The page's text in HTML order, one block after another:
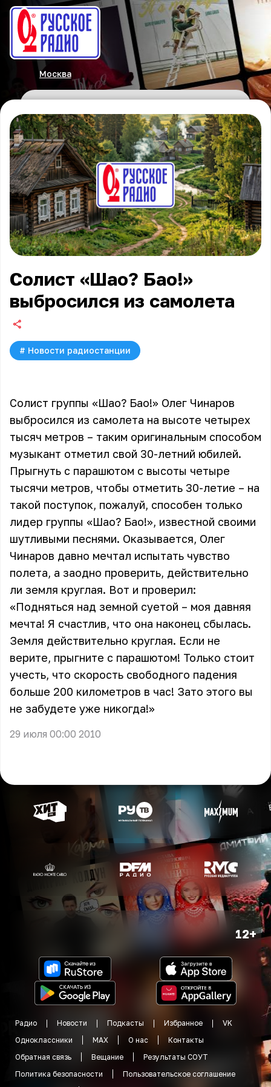
Москва
Солист «Шао? Бао!»
выбросился из самолета
# Новости радиостанции
Солист группы «Шао? Бао!» Олег Чинаров
выбросился из самолета на высоте четырех
тысяч метров – таким оригинальным способом
музыкант отметил свой 30-летний юбилей.
Прыгнуть с парашютом с высоты четыре
тысячи метров, чтобы отметить 30-летие – на
такой поступок, пожалуй, способен только
лидер группы «Шао? Бао!», известной своими
шутливыми песнями. Оказывается, Олег
Чинаров давно мечтал испытать чувство
полета, а заодно проверить, действительно
ли земля круглая. Вот и проверил:
«Подняться над земной суетой – моя давняя
мечта! Я счастлив, что она наконец сбылась.
Земля действительно круглая. Если не
верите, прыгните с парашютом! Только стоит
учесть, что скорость свободного падения
больше 200 километров в час! Зато этого вы
не забудете уже никогда!»
29 июля 00:00 2010
12+
Радио Новости Подкасты Избранное
VK
Одноклассники
MAX О нас
Контакты
Обратная связь
Вещание
Результаты СОУТ
Политика безопасности
Пользовательское соглашение